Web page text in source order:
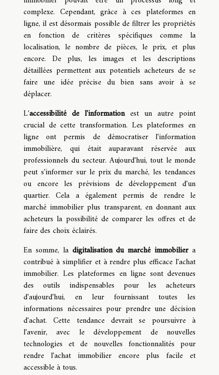
complexe. Cependant, grâce à ces plateformes en
ligne, il est désormais possible de filtrer les propriétés
en fonction de critères spécifiques comme la
localisation, le nombre de pièces, le prix, et plus
encore. De plus, les images et les descriptions
détaillées permettent aux potentiels acheteurs de se
faire une idée précise du bien sans avoir à se
déplacer.
L'accessibilité de l'informationest un autre point
crucial de cette transformation. Les plateformes en
ligne ont permis de démocratiser l'information
immobilière, qui était auparavant réservée aux
professionnels du secteur. Aujourd'hui, tout le monde
peut s'informer sur le prix du marché, les tendances
ou encore les prévisions de développement d'un
quartier. Cela a également permis de rendre le
marché immobilier plus transparent, en donnant aux
acheteurs la possibilité de comparer les offres et de
faire des choix éclairés.
En somme, la digitalisation du marché immobiliera
contribué à simplifier et à rendre plus efficace l'achat
immobilier. Les plateformes en ligne sont devenues
des outils indispensables pour les acheteurs
d'aujourd'hui, en leur fournissant toutes les
informations nécessaires pour prendre une décision
d'achat. Cette tendance devrait se poursuivre à
l'avenir, avec le développement de nouvelles
technologies et de nouvelles fonctionnalités pour
rendre l'achat immobilier encore plus facile et
accessible à tous.